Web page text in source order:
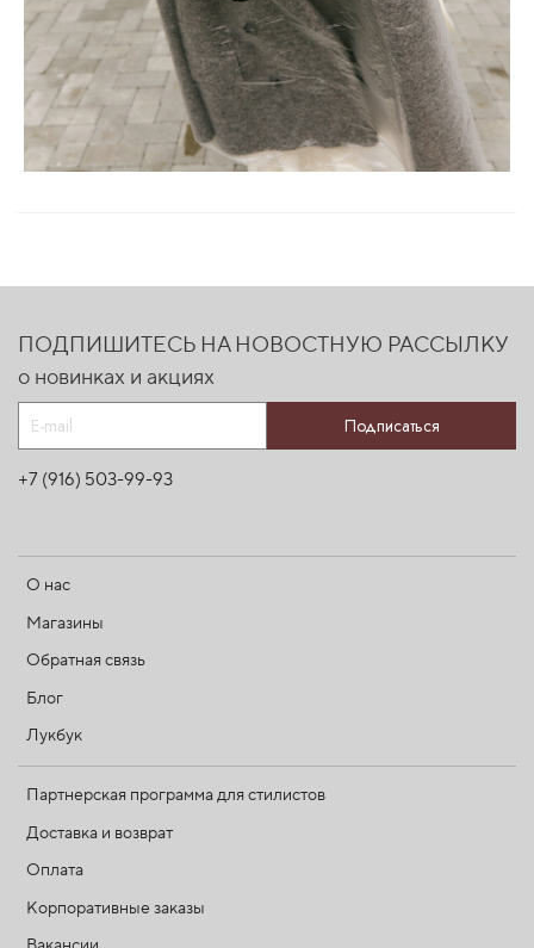
О нас
Магазины
Обратная связь
Блог
Лукбук
Партнерская программа для стилистов
Доставка и возврат
Оплата
Корпоративные заказы
ПОДПИШИТЕСЬ НА НОВОСТНУЮ РАССЫЛКУ
о новинках и акциях
Подписаться
+7 (916) 503-99-93